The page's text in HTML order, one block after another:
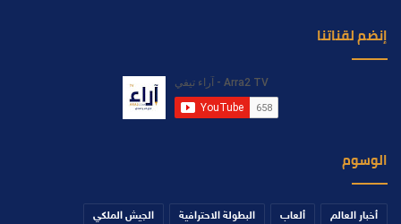
إنضم لقناتنا
الوسوم
أخبار العالم ألعاب البطولة الاحترافية الجيش الملكي